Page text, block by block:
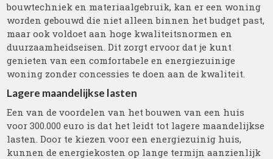
bouwtechniek en materiaalgebruik, kan er een woning
worden gebouwd die niet alleen binnen het budget past,
maar ook voldoet aan hoge kwaliteitsnormen en
duurzaamheidseisen. Dit zorgt ervoor dat je kunt
genieten van een comfortabele en energiezuinige
woning zonder concessies te doen aan de kwaliteit.
Lagere maandelijkse lasten
Een van de voordelen van het bouwen van een huis
voor 300.000 euro is dat het leidt tot lagere maandelijkse
lasten. Door te kiezen voor een energiezuinig huis,
kunnen de energiekosten op lange termijn aanzienlijk